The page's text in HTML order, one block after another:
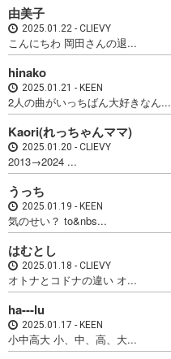
由美子
2025.01.22 CLIEVY
こんにちわ 岡田さんの退...
hinako
2025.01.21 KEEN
2人の曲がいっちばん大好きなん...
Kaori(れっちゃんママ)
2025.01.20 CLIEVY
2013→2024 ...
うっち
2025.01.19 KEEN
気のせい？ to&nbs...
はむとし
2025.01.18 CLIEVY
オトナとコドナの違い オ...
ha---lu
2025.01.17 KEEN
小中高大 小、中、高、大...